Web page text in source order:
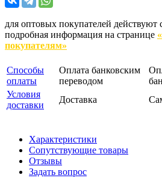
для оптовых покупателей действуют
подробная информация на странице
покупателям»
Способы
оплаты
Оплата банковским
переводом
Условия
доставки
Доставка
Характеристики
Сопутствующие товары
Отзывы
Задать вопрос